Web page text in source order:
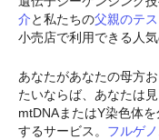
介と私たちの父親のテス
小売店で利用できる人
あなたがあなたの母方
たいならば、あなたは
mtDNAまたはY染色体
するサービス。 フルゲ